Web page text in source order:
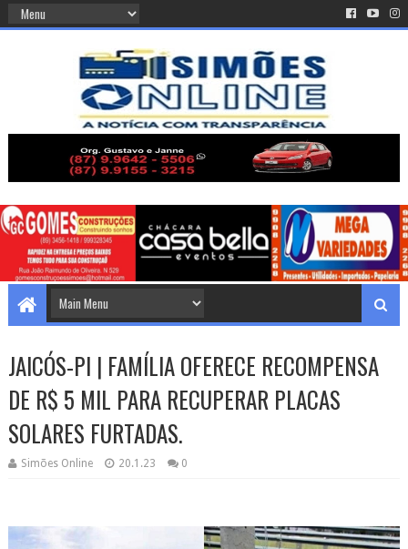
JAICÓS-PI | FAMÍLIA OFERECE RECOMPENSA
DE R$ 5 MIL PARA RECUPERAR PLACAS
SOLARES FURTADAS.
Simões Online 20.1.23 0